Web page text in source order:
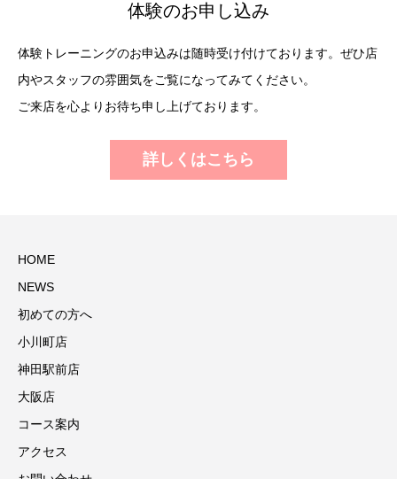
体験のお申し込み
体験トレーニングのお申込みは随時受け付けております。ぜひ店
内やスタッフの雰囲気をご覧になってみてください。
ご来店を心よりお待ち申し上げております。
詳しくはこちら
HOME
NEWS
初めての方へ
小川町店
神田駅前店
大阪店
コース案内
アクセス